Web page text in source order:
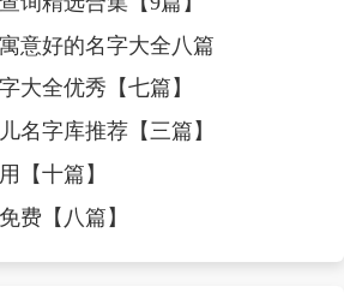
意好的名字大全八篇
大全优秀【七篇】
名字库推荐【三篇】
【十篇】
费【八篇】